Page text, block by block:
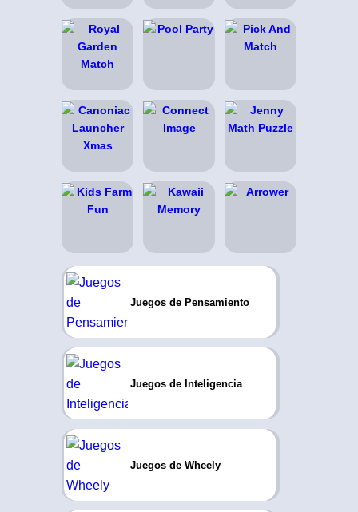
Juegos de Pensamiento
Juegos de Inteligencia
Juegos de Wheely